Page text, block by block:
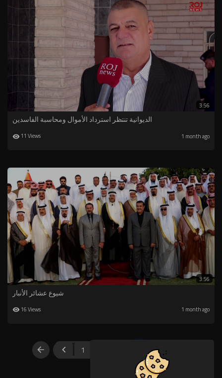
3:56
الديوانية تنتظر استرداد الأموال ومحاسبة الفاسدين
11 Views 1 month ago
3:56
شيوع عشائر الأنبار
16 Views 1 month ago
1